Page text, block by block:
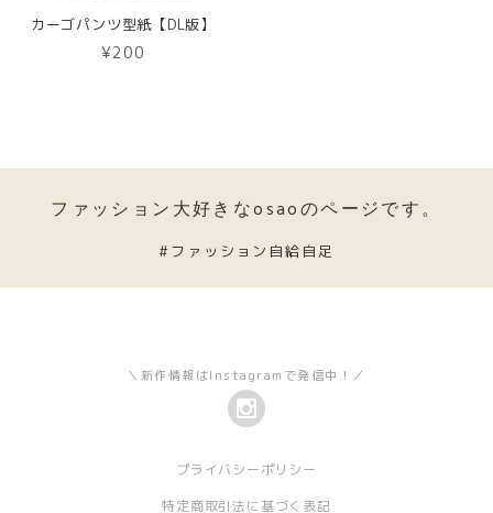
カーゴパンツ型紙【DL版】
¥200
ファッション大好きなosaoのページです。
#ファッション自給自足
＼新作情報はInstagramで発信中！／
プライバシーポリシー
特定商取引法に基づく表記